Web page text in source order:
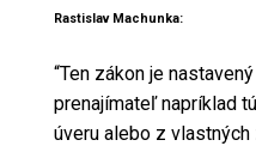
Rastislav Machunka:
“Ten zákon je
prenajímateľ napríklad
úveru alebo z